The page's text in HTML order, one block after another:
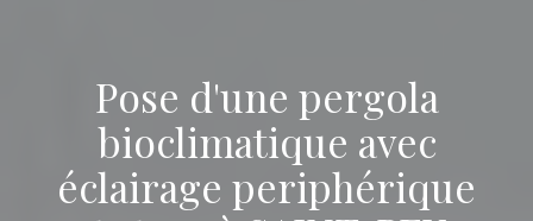
Pose d'une pergola
bioclimatique avec
éclairage periphérique